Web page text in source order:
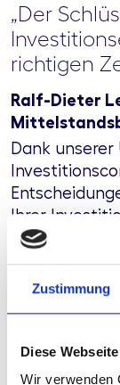
Zustimmung
Diese
Wir verwenden
„Der
richtigen
Ralf-Dieter
Dank
Ihrer
gleichzeitig
Stabilität
Sie
Sie